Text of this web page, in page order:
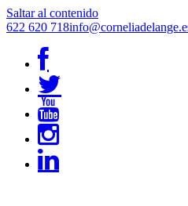
Saltar al contenido
622 620 718